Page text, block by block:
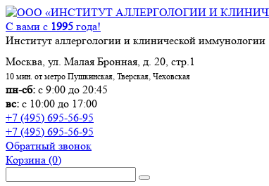
С вами с 1995 года!
Институт аллергологии и клинической иммунологии
Москва, ул. Малая Бронная, д. 20, стр.1
10 мин. от метро Пушкинская, Тверская, Чеховская
пн-сб: с 9:00 до 20:45
вс: с 10:00 до 17:00
+7 (495) 695-56-95
+7 (495) 695-56-95
Обратный звонок
Корзина (0)